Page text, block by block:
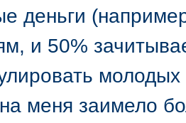
деньги
и 50%
меня заимело